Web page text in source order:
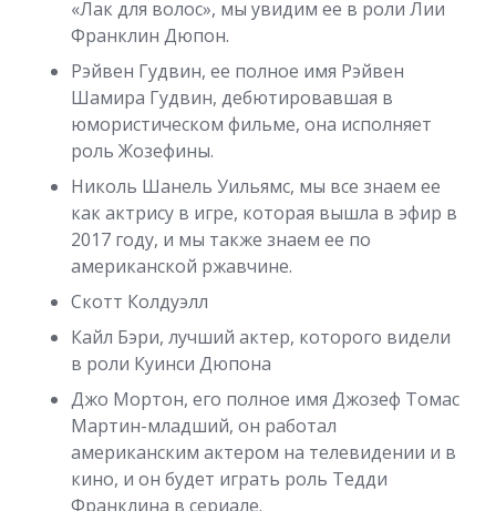
«Лак для волос», мы увидим ее в роли Лии
Франклин Дюпон.
Рэйвен Гудвин, ее полное имя Рэйвен
Шамира Гудвин, дебютировавшая в
юмористическом фильме, она исполняет
роль Жозефины.
Николь Шанель Уильямс, мы все знаем ее
как актрису в игре, которая вышла в эфир в
2017 году, и мы также знаем ее по
американской ржавчине.
Скотт Колдуэлл
Кайл Бэри, лучший актер, которого видели
в роли Куинси Дюпона
Джо Мортон, его полное имя Джозеф Томас
Мартин-младший, он работал
американским актером на телевидении и в
кино, и он будет играть роль Тедди
Франклина в сериале.